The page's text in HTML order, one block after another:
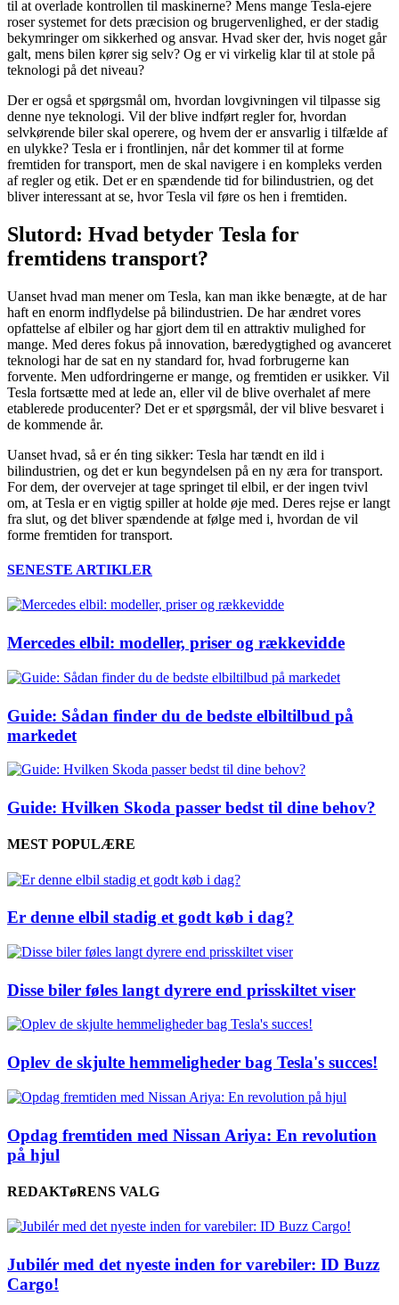
til at overlade kontrollen til maskinerne? Mens mange Tesla-ejere
roser systemet for dets præcision og brugervenlighed, er der stadig
bekymringer om sikkerhed og ansvar. Hvad sker der, hvis noget går
galt, mens bilen kører sig selv? Og er vi virkelig klar til at stole på
teknologi på det niveau?
Der er også et spørgsmål om, hvordan lovgivningen vil tilpasse sig
denne nye teknologi. Vil der blive indført regler for, hvordan
selvkørende biler skal operere, og hvem der er ansvarlig i tilfælde af
en ulykke? Tesla er i frontlinjen, når det kommer til at forme
fremtiden for transport, men de skal navigere i en kompleks verden
af regler og etik. Det er en spændende tid for bilindustrien, og det
bliver interessant at se, hvor Tesla vil føre os hen i fremtiden.
Slutord: Hvad betyder Tesla for
fremtidens transport?
Uanset hvad man mener om Tesla, kan man ikke benægte, at de har
haft en enorm indflydelse på bilindustrien. De har ændret vores
opfattelse af elbiler og har gjort dem til en attraktiv mulighed for
mange. Med deres fokus på innovation, bæredygtighed og avanceret
teknologi har de sat en ny standard for, hvad forbrugerne kan
forvente. Men udfordringerne er mange, og fremtiden er usikker. Vil
Tesla fortsætte med at lede an, eller vil de blive overhalet af mere
etablerede producenter? Det er et spørgsmål, der vil blive besvaret i
de kommende år.
Uanset hvad, så er én ting sikker: Tesla har tændt en ild i
bilindustrien, og det er kun begyndelsen på en ny æra for transport.
For dem, der overvejer at tage springet til elbil, er der ingen tvivl
om, at Tesla er en vigtig spiller at holde øje med. Deres rejse er langt
fra slut, og det bliver spændende at følge med i, hvordan de vil
forme fremtiden for transport.
SENESTE ARTIKLER
Mercedes elbil: modeller, priser og rækkevidde
Guide: Sådan finder du de bedste elbiltilbud på
markedet
Guide: Hvilken Skoda passer bedst til dine behov?
MEST POPULÆRE
Er denne elbil stadig et godt køb i dag?
Disse biler føles langt dyrere end prisskiltet viser
Oplev de skjulte hemmeligheder bag Tesla's succes!
Opdag fremtiden med Nissan Ariya: En revolution
på hjul
REDAKTøRENS VALG
Jubilér med det nyeste inden for varebiler: ID Buzz
Cargo!